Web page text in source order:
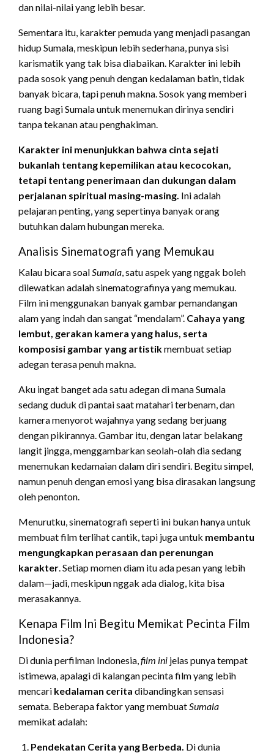
dan nilai-nilai yang lebih besar.
Sementara itu, karakter pemuda yang menjadi pasangan
hidup Sumala, meskipun lebih sederhana, punya sisi
karismatik yang tak bisa diabaikan. Karakter ini lebih
pada sosok yang penuh dengan kedalaman batin, tidak
banyak bicara, tapi penuh makna. Sosok yang memberi
ruang bagi Sumala untuk menemukan dirinya sendiri
tanpa tekanan atau penghakiman.
Karakter ini menunjukkan bahwa cinta sejati
bukanlah tentang kepemilikan atau kecocokan,
tetapi tentang penerimaan dan dukungan dalam
perjalanan spiritual masing-masing. Ini adalah
pelajaran penting, yang sepertinya banyak orang
butuhkan dalam hubungan mereka.
Analisis Sinematografi yang Memukau
Kalau bicara soalSumala, satu aspek yang nggak boleh
dilewatkan adalah sinematografinya yang memukau.
Film ini menggunakan banyak gambar pemandangan
alam yang indah dan sangat “mendalam”. Cahaya yang
lembut, gerakan kamera yang halus, serta
komposisi gambar yang artistikmembuat setiap
adegan terasa penuh makna.
Aku ingat banget ada satu adegan di mana Sumala
sedang duduk di pantai saat matahari terbenam, dan
kamera menyorot wajahnya yang sedang berjuang
dengan pikirannya. Gambar itu, dengan latar belakang
langit jingga, menggambarkan seolah-olah dia sedang
menemukan kedamaian dalam diri sendiri. Begitu simpel,
namun penuh dengan emosi yang bisa dirasakan langsung
oleh penonton.
Menurutku, sinematografi seperti ini bukan hanya untuk
membuat film terlihat cantik, tapi juga untuk membantu
mengungkapkan perasaan dan perenungan
karakter. Setiap momen diam itu ada pesan yang lebih
dalam—jadi, meskipun nggak ada dialog, kita bisa
merasakannya.
Kenapa Film Ini Begitu Memikat Pecinta Film
Indonesia?
Di dunia perfilman Indonesia,film ini jelas punya tempat
istimewa, apalagi di kalangan pecinta film yang lebih
mencari kedalaman cerita dibandingkan sensasi
semata. Beberapa faktor yang membuatSumala
memikat adalah:
Pendekatan Cerita yang Berbeda. Di dunia